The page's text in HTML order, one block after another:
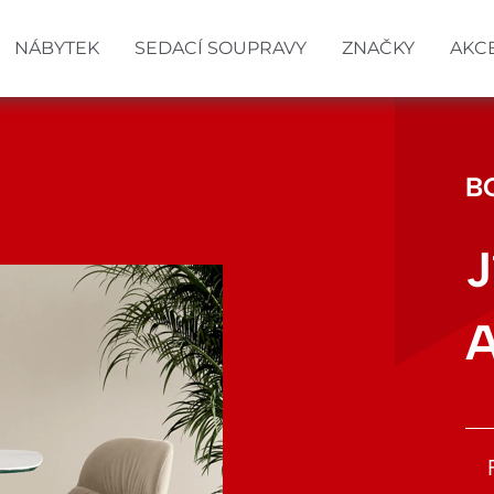
NÁBYTEK SEDACÍ SOUPRAVY ZNAČKY